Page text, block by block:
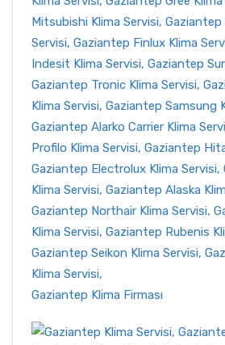
Gaziantep Klima Firması